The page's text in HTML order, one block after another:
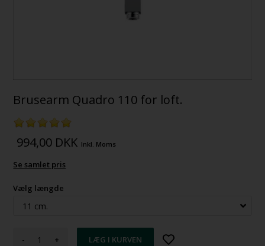
Brusearm Quadro 110 for loft.
994,00 DKK Inkl. Moms
Se samlet pris
Vælg længde
- +